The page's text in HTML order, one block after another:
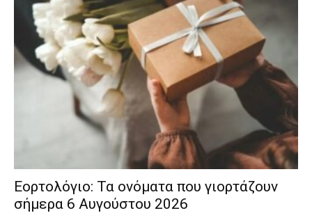
Εορτολόγιο: Τα ονόματα που γιορτάζουν
σήμερα 6 Αυγούστου 2026